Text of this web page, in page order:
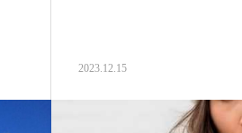
2023.12.15